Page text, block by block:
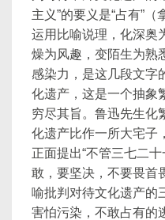
主义”的要义是“占有”（
运用比喻说理，化深奥
燥为风趣，变陌生为熟
感染力，是这几段文字
化遗产，这是一个抽象
穷尽其旨。鲁迅先生化
化遗产比作一所大宅子
正面提出“不管三七二十
敢，要坚决，不要畏首
喻批判对待文化遗产的
害怕污染，不敢占有的